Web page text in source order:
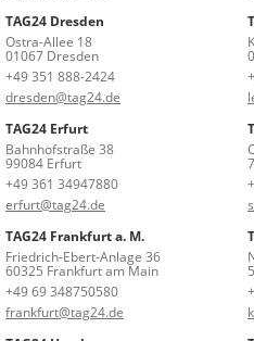
TAG24 Dresden
Ostra-Allee 18
01067 Dresden
+49 351 888-2424
dresden@tag24.de
TAG24 Erfurt
Bahnhofstraße 38
99084 Erfurt
+49 361 34947880
erfurt@tag24.de
TAG24 Frankfurt a. M.
Friedrich-Ebert-Anlage 36
60325 Frankfurt am Main
+49 69 348750580
frankfurt@tag24.de